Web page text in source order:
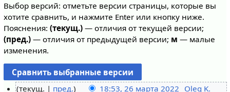
Выбор версий: отметьте версии страницы, которые вы
хотите сравнить, и нажмите Enter или кнопку ниже.
Пояснения: (текущ.)— отличия от текущей версии;
(пред.)— отличия от предыдущей версии; м — малые
изменения.
текущ. пред. 18:53, 26 марта 2022 Oleg K.